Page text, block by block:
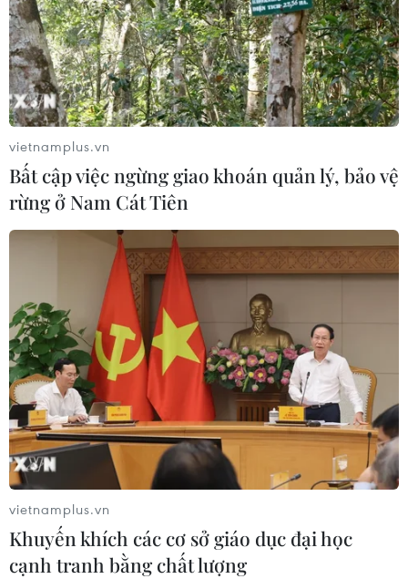
vietnamplus.vn
Bất cập việc ngừng giao khoán quản lý, bảo vệ
rừng ở Nam Cát Tiên
vietnamplus.vn
Khuyến khích các cơ sở giáo dục đại học
cạnh tranh bằng chất lượng